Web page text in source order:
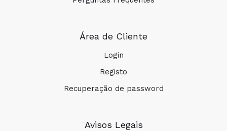
Área de Cliente
Login
Registo
Recuperação de password
Avisos Legais